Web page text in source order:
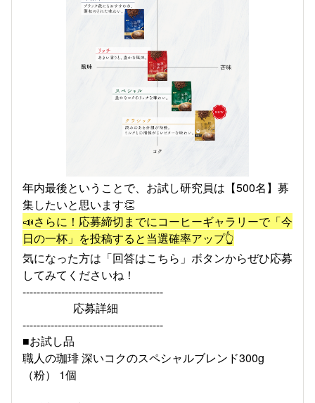
年内最後ということで、お試し研究員は【500名】募
集したいと思います👏
📣さらに！応募締切までにコーヒーギャラリーで「今
日の一杯」を投稿すると当選確率アップ👆
気になった方は「回答はこちら」ボタンからぜひ応募
してみてくださいね！
----------------------------------------
応募詳細
----------------------------------------
■お試し品
職人の珈琲 深いコクのスペシャルブレンド300g
（粉） 1個